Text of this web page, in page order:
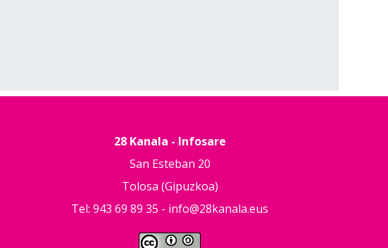
28 Kanala - Infosare
San Esteban 20
Tolosa (Gipuzkoa)
Tel: 943 69 89 35 - info@28kanala.eus